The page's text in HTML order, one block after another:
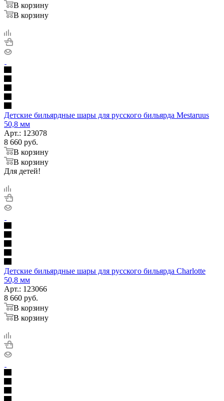
В корзину
В корзину
Детские бильярдные шары для русского бильярда Mestaruus
50,8 мм
Арт.: 123078
8 660 руб.
В корзину
В корзину
Для детей!
Детские бильярдные шары для русского бильярда Charlotte
50,8 мм
Арт.: 123066
8 660 руб.
В корзину
В корзину